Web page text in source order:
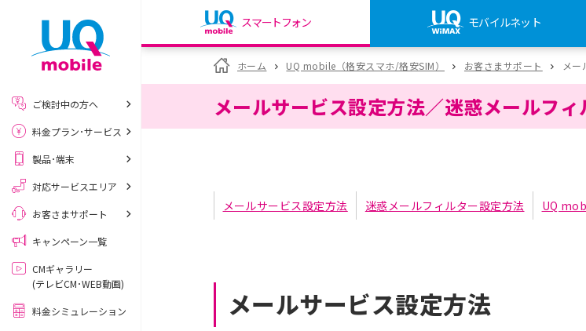
スマートフォン モバイルネット
my UQ WiMAX
UQ WiMAX ご契約の方
My UQ mobile
UQ mobile ご契約の方
ホーム UQ mobile（格安スマホ/格安SIM） お客さまサポート メ
メールサービス設定方法／迷惑メールフィ
メールサービス設定方法 迷惑メールフィルター設定方法 UQ
メールサービス設定方法
ご検討中の方へ
料金プラン･サービス
製品･端末
対応サービスエリア
お客さまサポート
キャンペーン一覧
CMギャラリー
(テレビCM･WEB動画)
料金シミュレーション